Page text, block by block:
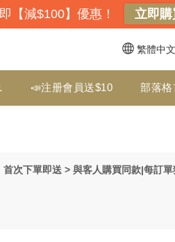
繁體中文
📣注册會員送$10 部落格
次下單即送 > 與客人購買同款|每訂
【減$100】優惠！ 立即購